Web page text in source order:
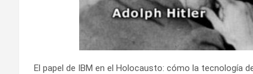
El papel de IBM en el Holocausto: cómo la tecnología